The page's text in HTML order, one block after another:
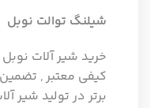
شیلنگ توالت نوبل
خرید شیر آلات نوبل
کیفی معتبر ,
برتر در تولید شیر